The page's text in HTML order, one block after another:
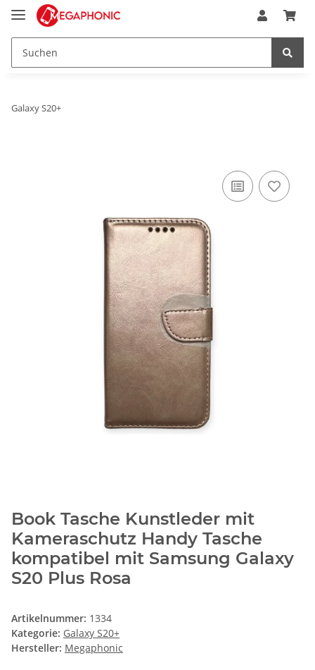
Galaxy S20+
Book Tasche Kunstleder mit
Kameraschutz Handy Tasche
kompatibel mit Samsung Galaxy
S20 Plus Rosa
Artikelnummer: 1334
Kategorie: Galaxy S20+
Hersteller: Megaphonic